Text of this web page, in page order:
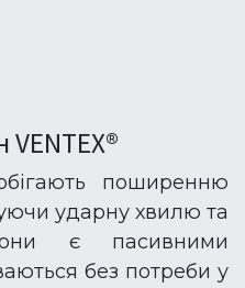
VENTEX®
поширенню
ударну хвилю та
є пасивними
без потреби у